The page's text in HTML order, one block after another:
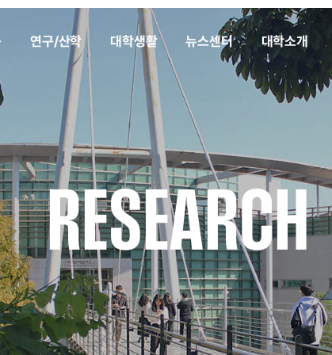
연구/산학 대학생활 뉴스센터 대학소개
RESEARCH